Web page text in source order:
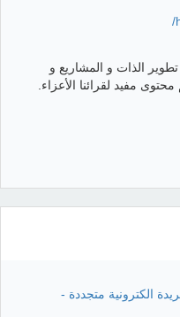
تطوير الذات و المشاريع و
مفيد لقرائنا الأعزاء.